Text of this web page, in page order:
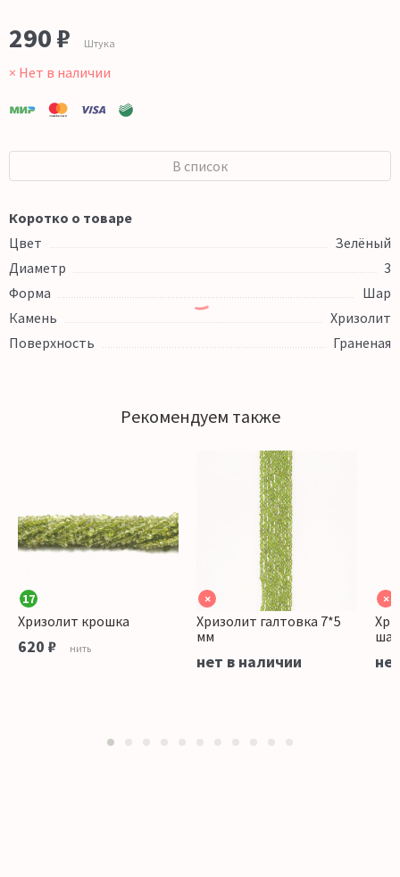
290 ₽ Штука
× Нет в наличии
В список
Коротко о товаре
Цвет
Зелёный
Диаметр
3
Форма
Шар
Камень
Хризолит
Поверхность
Граненая
Рекомендуем также
17
Хризолит крошка
620 ₽ нить
×
Хризолит галтовка 7*5
мм
нет в наличии
×